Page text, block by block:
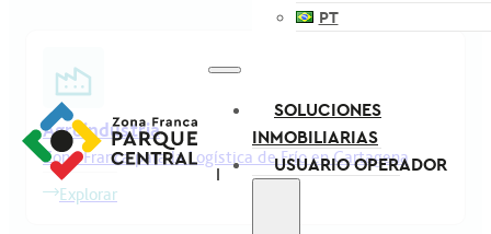
PT
SOLUCIONES
INMOBILIARIAS
USUARIO OPERADOR
Agroindustria
Zona Franca para la Logística de Frío en Cartagena
Explorar